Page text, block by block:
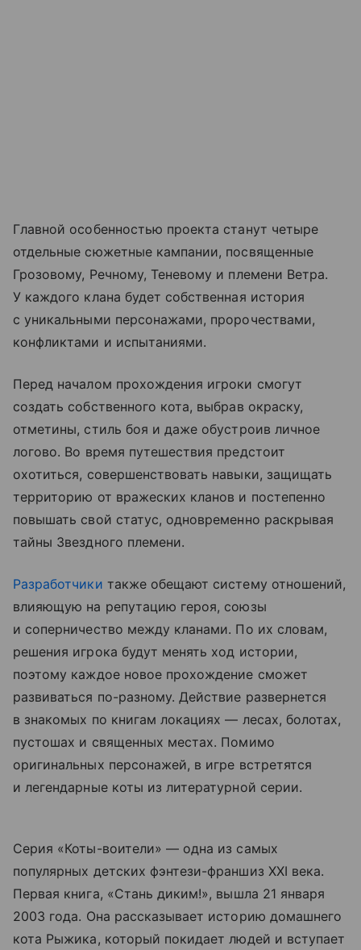
Главной особенностью проекта станут четыре
отдельные сюжетные кампании, посвященные
Грозовому, Речному, Теневому и племени Ветра.
У каждого клана будет собственная история
с уникальными персонажами, пророчествами,
конфликтами и испытаниями.
Перед началом прохождения игроки смогут
создать собственного кота, выбрав окраску,
отметины, стиль боя и даже обустроив личное
логово. Во время путешествия предстоит
охотиться, совершенствовать навыки, защищать
территорию от вражеских кланов и постепенно
повышать свой статус, одновременно раскрывая
тайны Звездного племени.
Разработчики также обещают систему отношений,
влияющую на репутацию героя, союзы
и соперничество между кланами. По их словам,
решения игрока будут менять ход истории,
поэтому каждое новое прохождение сможет
развиваться по-разному. Действие развернется
в знакомых по книгам локациях — лесах, болотах,
пустошах и священных местах. Помимо
оригинальных персонажей, в игре встретятся
и легендарные коты из литературной серии.
Серия «Коты-воители» — одна из самых
популярных детских фэнтези-франшиз XXI века.
Первая книга, «Стань диким!», вышла 21 января
2003 года. Она рассказывает историю домашнего
кота Рыжика, который покидает людей и вступает